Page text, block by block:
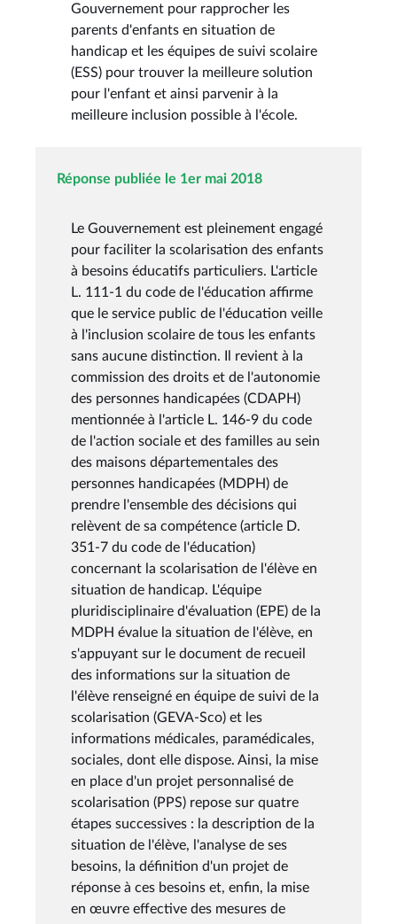
Gouvernement pour rapprocher les
parents d'enfants en situation de
handicap et les équipes de suivi scolaire
(ESS) pour trouver la meilleure solution
pour l'enfant et ainsi parvenir à la
meilleure inclusion possible à l'école.
Réponse publiée le 1er mai 2018
Le Gouvernement est pleinement engagé
pour faciliter la scolarisation des enfants
à besoins éducatifs particuliers. L'article
L. 111-1 du code de l'éducation affirme
que le service public de l'éducation veille
à l'inclusion scolaire de tous les enfants
sans aucune distinction. Il revient à la
commission des droits et de l'autonomie
des personnes handicapées (CDAPH)
mentionnée à l'article L. 146-9 du code
de l'action sociale et des familles au sein
des maisons départementales des
personnes handicapées (MDPH) de
prendre l'ensemble des décisions qui
relèvent de sa compétence (article D.
351-7 du code de l'éducation)
concernant la scolarisation de l'élève en
situation de handicap. L'équipe
pluridisciplinaire d'évaluation (EPE) de la
MDPH évalue la situation de l'élève, en
s'appuyant sur le document de recueil
des informations sur la situation de
l'élève renseigné en équipe de suivi de la
scolarisation (GEVA-Sco) et les
informations médicales, paramédicales,
sociales, dont elle dispose. Ainsi, la mise
en place d'un projet personnalisé de
scolarisation (PPS) repose sur quatre
étapes successives : la description de la
situation de l'élève, l'analyse de ses
besoins, la définition d'un projet de
réponse à ces besoins et, enfin, la mise
en œuvre effective des mesures de